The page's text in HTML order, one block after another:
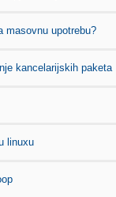
masovnu upotrebu?
kancelarijskih paketa
linuxu